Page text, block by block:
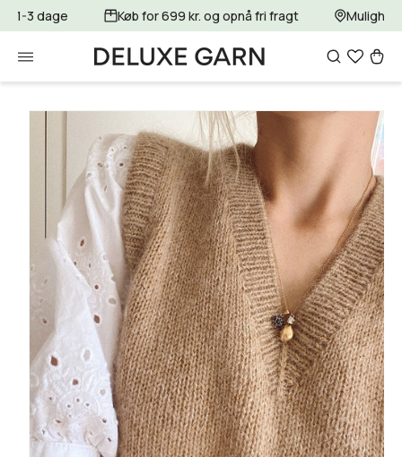
Gå til
indhold
1-3 dage Køb for 699 kr. og opnå fri fragt
Gå til
produktoplysninger